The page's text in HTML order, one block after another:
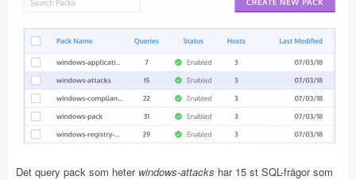
Det query pack som heter windows-attacks har 15 st SQL-frågor som